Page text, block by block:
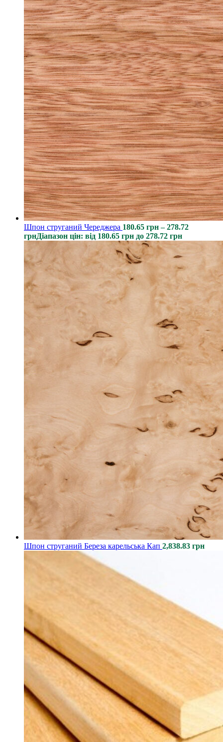
Шпон струганий Череджера 180.65 грн – 278.72
грнДіапазон цін: від 180.65 грн до 278.72 грн
Шпон струганий Береза карельська Кап 2,838.83 грн